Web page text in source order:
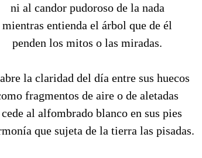
ni al candor pudoroso de la nada
mientras entienda el árbol que de él
penden los mitos o las miradas.
la claridad del día entre sus huecos
fragmentos de aire o de aletadas
al alfombrado blanco en sus pies
que sujeta de la tierra las pisadas.